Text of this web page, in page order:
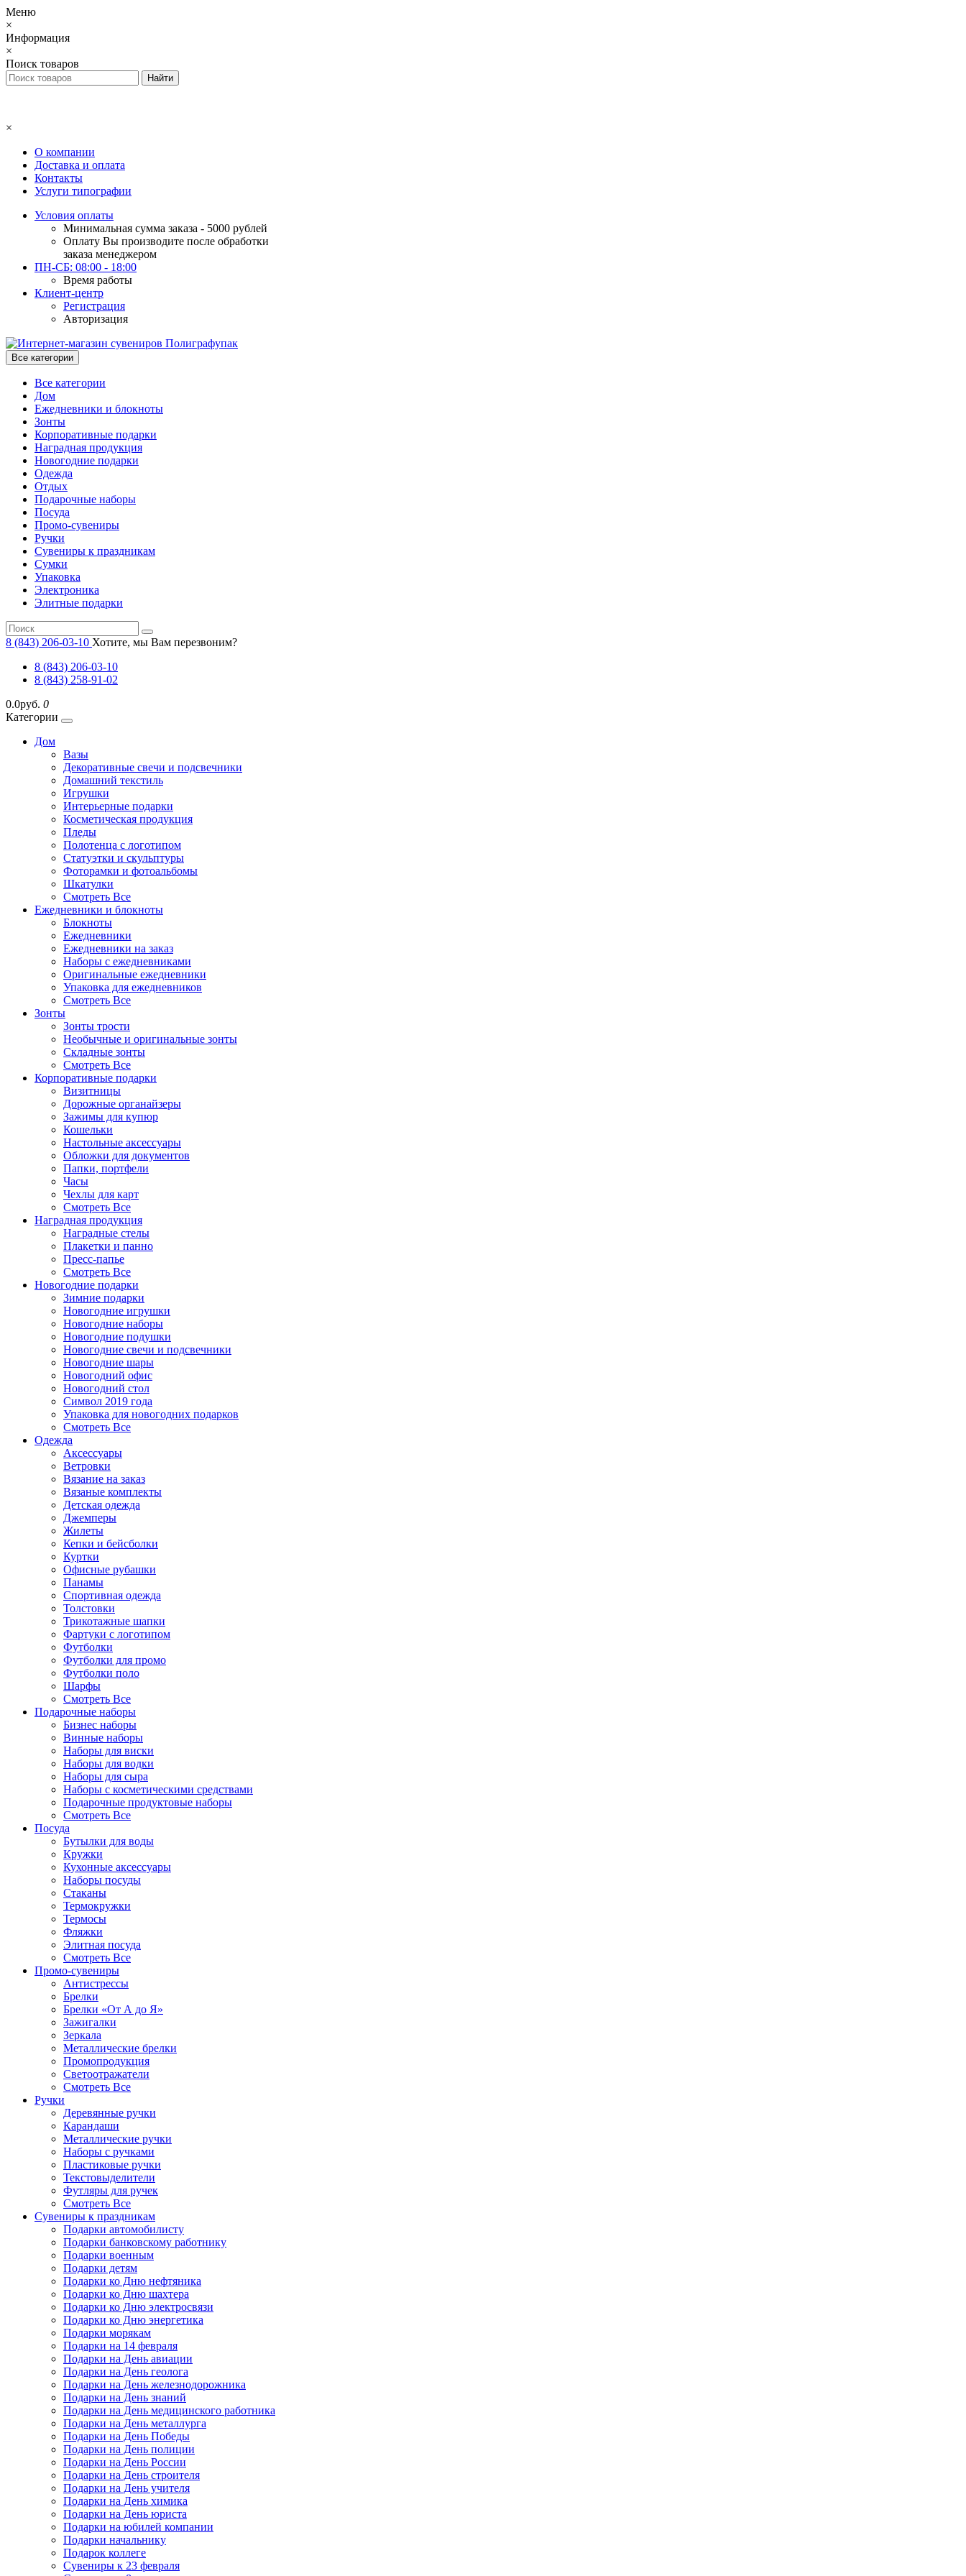
Меню
×
Информация
×
Поиск товаров
×
О компании
Доставка и оплата
Контакты
Услуги типографии
Условия оплаты
Минимальная сумма заказа - 5000 рублей
Оплату Вы производите после обработки
заказа менеджером
ПН-СБ: 08:00 - 18:00
Время работы
Клиент-центр
Регистрация
Авторизация
Все категории
Все категории
Дом
Ежедневники и блокноты
Зонты
Корпоративные подарки
Наградная продукция
Новогодние подарки
Одежда
Отдых
Подарочные наборы
Посуда
Промо-сувениры
Ручки
Сувениры к праздникам
Сумки
Упаковка
Электроника
Элитные подарки
8 (843) 206-03-10 Хотите, мы Вам перезвоним?
8 (843) 206-03-10
8 (843) 258-91-02
0.0руб. 0
Категории
Дом
Вазы
Декоративные свечи и подсвечники
Домашний текстиль
Игрушки
Интерьерные подарки
Косметическая продукция
Пледы
Полотенца с логотипом
Статуэтки и скульптуры
Фоторамки и фотоальбомы
Шкатулки
Смотреть Все
Ежедневники и блокноты
Блокноты
Ежедневники
Ежедневники на заказ
Наборы с ежедневниками
Оригинальные ежедневники
Упаковка для ежедневников
Смотреть Все
Зонты
Зонты трости
Необычные и оригинальные зонты
Складные зонты
Смотреть Все
Корпоративные подарки
Визитницы
Дорожные органайзеры
Зажимы для купюр
Кошельки
Настольные аксессуары
Обложки для документов
Папки, портфели
Часы
Чехлы для карт
Смотреть Все
Наградная продукция
Наградные стелы
Плакетки и панно
Пресс-папье
Смотреть Все
Новогодние подарки
Зимние подарки
Новогодние игрушки
Новогодние наборы
Новогодние подушки
Новогодние свечи и подсвечники
Новогодние шары
Новогодний офис
Новогодний стол
Символ 2019 года
Упаковка для новогодних подарков
Смотреть Все
Одежда
Аксессуары
Ветровки
Вязание на заказ
Вязаные комплекты
Детская одежда
Джемперы
Жилеты
Кепки и бейсболки
Куртки
Офисные рубашки
Панамы
Спортивная одежда
Толстовки
Трикотажные шапки
Фартуки с логотипом
Футболки
Футболки для промо
Футболки поло
Шарфы
Смотреть Все
Подарочные наборы
Бизнес наборы
Винные наборы
Наборы для виски
Наборы для водки
Наборы для сыра
Наборы с косметическими средствами
Подарочные продуктовые наборы
Смотреть Все
Посуда
Бутылки для воды
Кружки
Кухонные аксессуары
Наборы посуды
Стаканы
Термокружки
Термосы
Фляжки
Элитная посуда
Смотреть Все
Промо-сувениры
Антистрессы
Брелки
Брелки «От А до Я»
Зажигалки
Зеркала
Металлические брелки
Промопродукция
Светоотражатели
Смотреть Все
Ручки
Деревянные ручки
Карандаши
Металлические ручки
Наборы с ручками
Пластиковые ручки
Текстовыделители
Футляры для ручек
Смотреть Все
Сувениры к праздникам
Подарки автомобилисту
Подарки банковскому работнику
Подарки военным
Подарки детям
Подарки ко Дню нефтяника
Подарки ко Дню шахтера
Подарки ко Дню электросвязи
Подарки ко Дню энергетика
Подарки морякам
Подарки на 14 февраля
Подарки на День авиации
Подарки на День геолога
Подарки на День железнодорожника
Подарки на День знаний
Подарки на День медицинского работника
Подарки на День металлурга
Подарки на День Победы
Подарки на День полиции
Подарки на День России
Подарки на День строителя
Подарки на День учителя
Подарки на День химика
Подарки на День юриста
Подарки на юбилей компании
Подарки начальнику
Подарок коллеге
Сувениры к 23 февраля